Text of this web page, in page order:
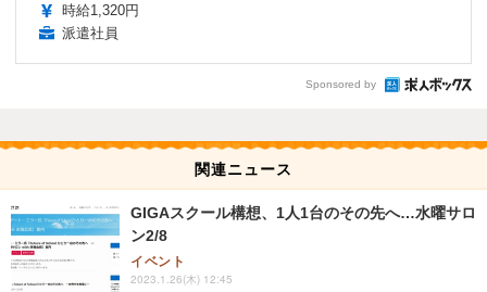
時給1,320円
派遣社員
Sponsored by
関連ニュース
GIGAスクール構想、1人1台のその先へ…水曜サロ
ン2/8
イベント
2023.1.26(木) 12:45